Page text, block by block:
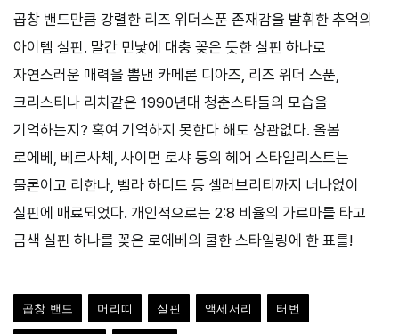
곱창 밴드만큼 강렬한 리즈 위더스푼 존재감을 발휘한 추억의
아이템 실핀. 말간 민낯에 대충 꽂은 듯한 실핀 하나로
자연스러운 매력을 뽐낸 카메론 디아즈, 리즈 위더 스푼,
크리스티나 리치같은 1990년대 청춘스타들의 모습을
기억하는지? 혹여 기억하지 못한다 해도 상관없다. 올봄
로에베, 베르사체, 사이먼 로샤 등의 헤어 스타일리스트는
물론이고 리한나, 벨라 하디드 등 셀러브리티까지 너나없이
실핀에 매료되었다. 개인적으로는 2:8 비율의 가르마를 타고
금색 실핀 하나를 꽂은 로에베의 쿨한 스타일링에 한 표를!
곱창 밴드 머리띠 실핀 액세서리 터번